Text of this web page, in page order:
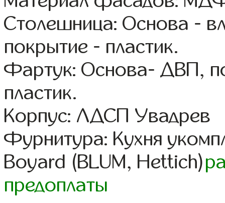
Столешница: Основа -
покрытие - пластик.
Фартук: Основа- ДВП,
пластик.
Корпус: ЛДСП Увадрев
Фурнитура: Кухня
Boyard (BLUM, Hettich)
предоплаты